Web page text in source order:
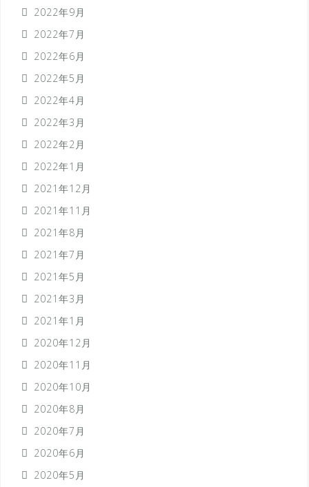
2022年9月
2022年7月
2022年6月
2022年5月
2022年4月
2022年3月
2022年2月
2022年1月
2021年12月
2021年11月
2021年8月
2021年7月
2021年5月
2021年3月
2021年1月
2020年12月
2020年11月
2020年10月
2020年8月
2020年7月
2020年6月
2020年5月